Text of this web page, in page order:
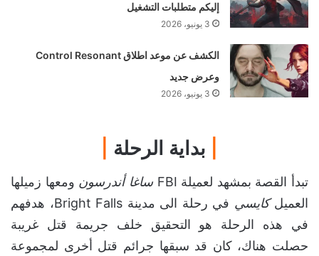
إليكم متطلبات التشغيل
3 يونيو، 2026
الكشف عن موعد اطلاق Control Resonant
وعرض جديد
3 يونيو، 2026
بداية الرحلة
تبدأ القصة بمشهد لعميلة FBI ساغا أندرسون ومعها زميلها
العميلكايسي
في رحلة الى مدينة Bright Falls، هدفهم
في هذه الرحلة هو التحقيق خلف جريمة قتل غريبة
حصلت هناك، كان قد سبقها جرائم قتل أخرى لمجموعة